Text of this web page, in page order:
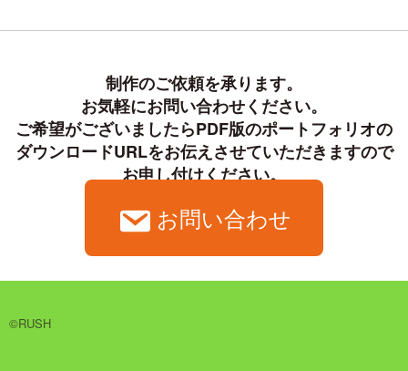
制作のご依頼を承ります。
お気軽にお問い合わせください。
ご希望がございましたらPDF版のポートフォリオの
ダウンロードURLをお伝えさせていただきますので
お申し付けください。
お問い合わせ
©RUSH